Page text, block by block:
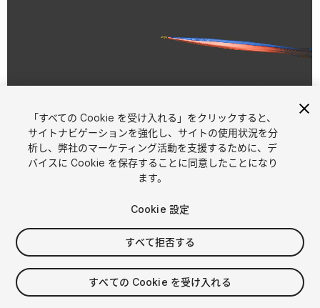
1 /3
$20
消費税は決済時に計算されます
「すべての Cookie を受け入れる」をクリックすると、
サイトナビゲーションを強化し、サイトの使用状況を分
析し、弊社のマーケティング活動を支援するために、デ
バイスに Cookie を保存することに同意したことになり
ます。
Cookie 設定
すべて拒否する
すべての Cookie を受け入れる